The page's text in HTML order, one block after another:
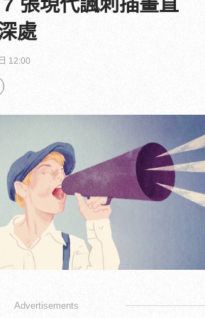
張現代諷刺插畫直
處
12:00
Advertisements